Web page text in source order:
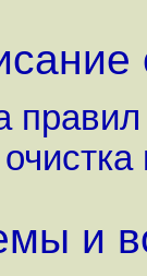
правил
и